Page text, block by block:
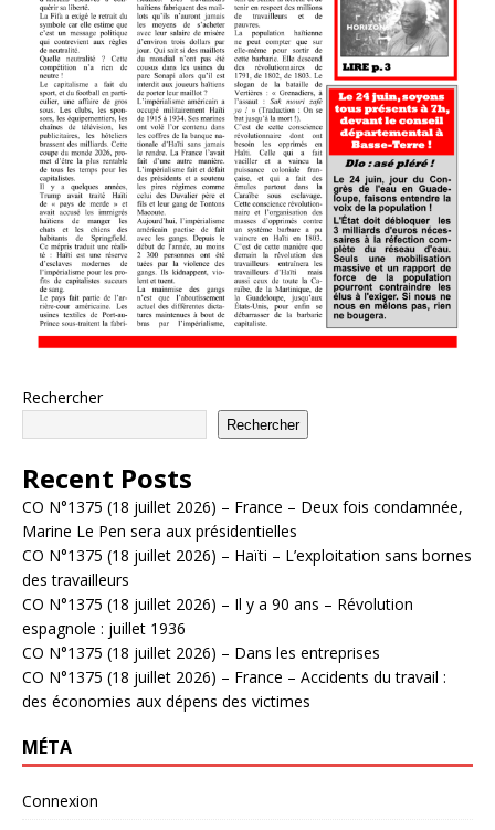
Rechercher
Rechercher
Recent Posts
CO N°1375 (18 juillet 2026) – France – Deux fois condamnée,
Marine Le Pen sera aux présidentielles
CO N°1375 (18 juillet 2026) – Haïti – L’exploitation sans bornes
des travailleurs
CO N°1375 (18 juillet 2026) – Il y a 90 ans – Révolution
espagnole : juillet 1936
CO N°1375 (18 juillet 2026) – Dans les entreprises
CO N°1375 (18 juillet 2026) – France – Accidents du travail :
des économies aux dépens des victimes
MÉTA
Connexion